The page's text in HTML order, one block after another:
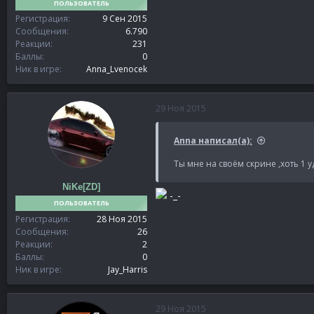
ПОЛЬЗОВАТЕЛЬ
Регистрация
9 Сен 2015
Сообщения
6.790
Реакции
231
Баллы
0
Ник в игре
Anna_Lvenocek
NiKe[ZD]
ПОЛЬЗОВАТЕЛЬ
Регистрация
28 Ноя 2015
Сообщения
26
Реакции
2
Баллы
0
Ник в игре
Jay_Harris
29 Ноя 2015
Anna написал(а):
Ты мне на своём скрине ,хоть 1
-_-
29 Ноя 2015